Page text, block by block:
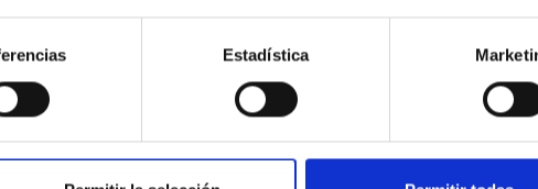
Estadística
Einstein Cross
lensed quasar QSO 2237+0305, the Einstein Cross,
This technique uses a region far enough from the lens